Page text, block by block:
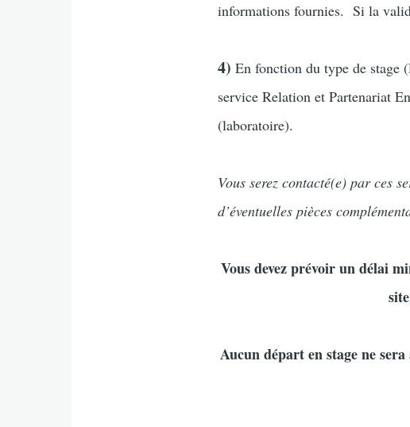
informations fournies. Si la
4) En fonction du type de stage
service Relation et Partenariat
(laboratoire).
Vous serez contacté(e) par ces
d’éventuelles pièces
Vous devez prévoir un délai
Aucun départ en stage ne